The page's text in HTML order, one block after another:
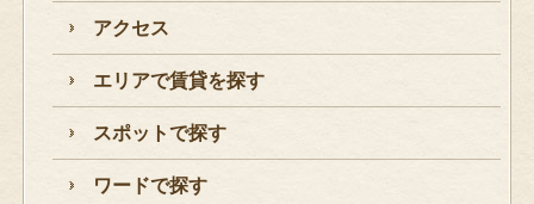
アクセス
エリアで賃貸を探す
スポットで探す
ワードで探す